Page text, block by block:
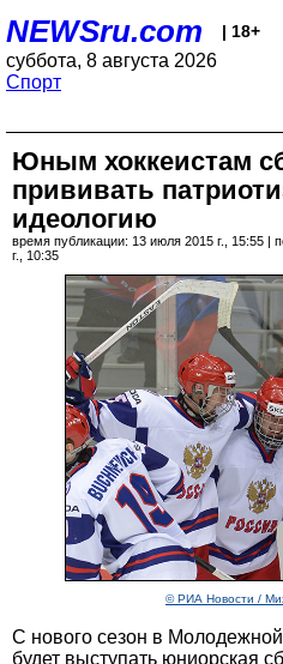
NEWSru.com | 18+
суббота, 8 августа 2026
Спорт
Юным хоккеистам
прививать
идеологию
время публикации: 13 июля 2015 г., 15:55 |
г., 10:35
© РИА Новости /
С нового сезон в Молодежной
будет выступать юниорская